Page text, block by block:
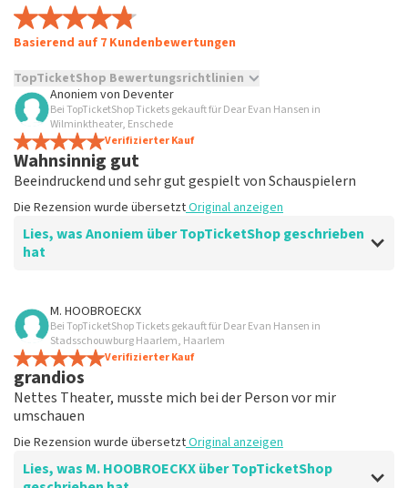
Basierend auf 7 Kundenbewertungen
TopTicketShop Bewertungsrichtlinien
TopTicketShop sammelt Bewertungen von echten Kunden.
Es ist nicht möglich, eine Bewertung abzugeben, wenn du
keine Tickets bei TopTicketShop gekauft hast. Beiträge mit
beleidigender Sprache und/oder falschen Angaben werden
nicht veröffentlicht. Es kann einige Wochen dauern, bis eine
Bewertung veröffentlicht wird.
Anoniem von Deventer
Bei TopTicketShop Tickets gekauft für Dear Evan Hansen in
Wilminktheater, Enschede
Verifizierter Kauf
Wahnsinnig gut
Beeindruckend und sehr gut gespielt von Schauspielern
Die Rezension wurde übersetztOriginal anzeigen
Lies, was Anoniem über TopTicketShop geschrieben
hat
Bewertung von Anoniem über
gut
Die Rezension wurde übersetzt
M. HOOBROECKX
Bei TopTicketShop Tickets gekauft für Dear Evan Hansen in
Stadsschouwburg Haarlem, Haarlem
Verifizierter Kauf
grandios
Nettes Theater, musste mich bei der Person vor mir
umschauen
Die Rezension wurde übersetztOriginal anzeigen
Lies, was M. HOOBROECKX über TopTicketShop